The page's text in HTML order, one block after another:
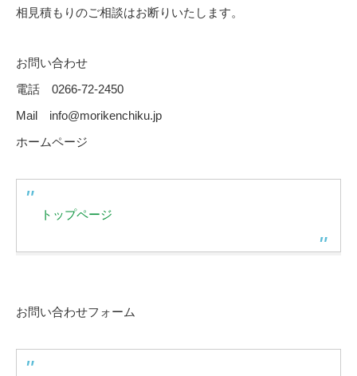
相見積もりのご相談はお断りいたします。
お問い合わせ
電話 0266-72-2450
Mail info@morikenchiku.jp
ホームページ
トップページ
お問い合わせフォーム